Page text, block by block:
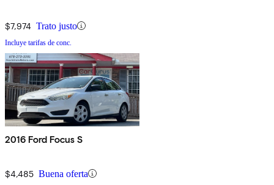
$7,974 Trato justo
Incluye tarifas de conc.
2016 Ford Focus S
$4,485 Buena oferta